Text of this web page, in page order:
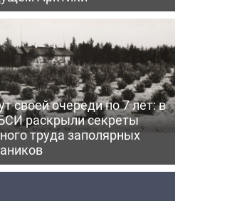
своей очереди по 7 лет: в
раскрыли секреты
труда заполярных